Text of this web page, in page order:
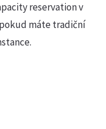
reservation v
máte tradiční